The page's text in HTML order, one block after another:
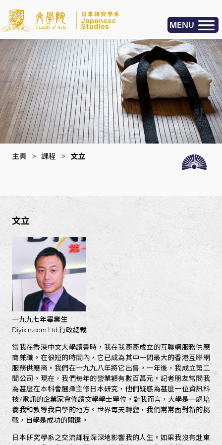
MENU
主頁 > 課程 > 文立
文立
一九九七年畢業生
Diyixin.com Ltd.行政總裁
當我在香港中文大學讀書時，我在我哥哥成立的互聯網服務供應
商兼職。在很短的時間內，它已成為其中一間最大的香港互聯網
服務供應商。我們在一九九八年將它出售。一年後，我成立第二
間公司。現在，我們每年的營業額有數百萬元。記者朋友常問我
為甚麼在本科會選擇主修日本研究，他們疑惑為甚麼一位資訊科
技/電訊的企業家會修讀文學學士學位。對我而言，大學是一處培
養我和教導我自學的地方。世界每天轉變，我們常常面對新的挑
戰，自學是成功的關鍵。
日本研究學系之交流課程深深地影響我的人生。如果我沒有赴東